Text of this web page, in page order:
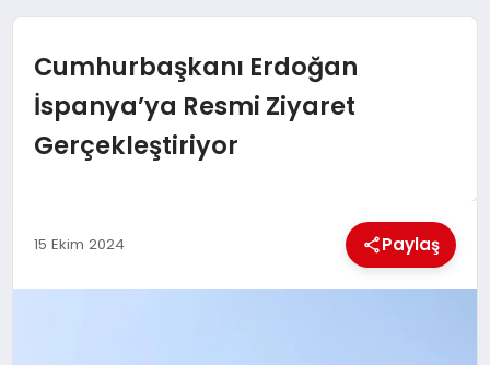
DÜNYA
EĞITIM
MAGAZIN
Cumhurbaşkanı Erdoğan
İspanya’ya Resmi Ziyaret
Gerçekleştiriyor
15 Ekim 2024 Paylaş